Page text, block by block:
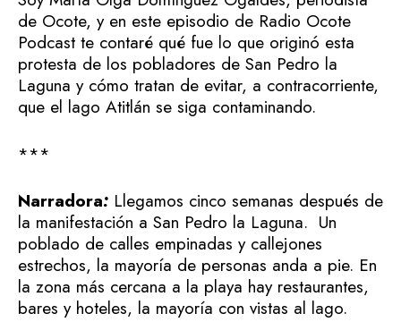
de Ocote, y en este episodio de Radio Ocote
Podcast te contaré qué fue lo que originó esta
protesta de los pobladores de San Pedro la
Laguna y cómo tratan de evitar, a contracorriente,
que el lago Atitlán se siga contaminando.
***
Narradora: Llegamos cinco semanas después de
la manifestación a San Pedro la Laguna. Un
poblado de calles empinadas y callejones
estrechos, la mayoría de personas anda a pie. En
la zona más cercana a la playa hay restaurantes,
bares y hoteles, la mayoría con vistas al lago.